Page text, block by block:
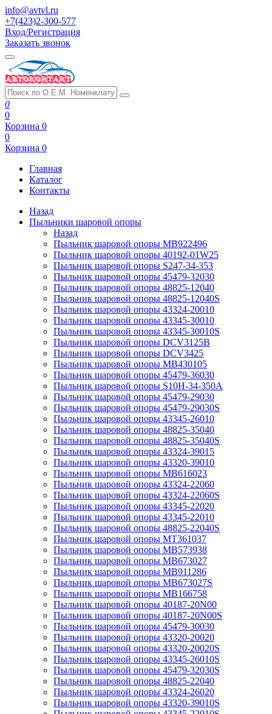
info@avtvl.ru
+7(423)2-300-577
Вход/Регистрация
Заказать звонок
0
0
Корзина 0
0
Корзина 0
Главная
Каталог
Контакты
Назад
Пыльники шаровой опоры
Назад
Пыльник шаровой опоры MB922496
Пыльник шаровой опоры 40192-01W25
Пыльник шаровой опоры S247-34-353
Пыльник шаровой опоры 45479-32030
Пыльник шаровой опоры 48825-12040
Пыльник шаровой опоры 48825-12040S
Пыльник шаровой опоры 43324-20010
Пыльник шаровой опоры 43345-30010
Пыльник шаровой опоры 43345-30010S
Пыльник шаровой опоры DCV3125B
Пыльник шаровой опоры DCV3425
Пыльник шаровой опоры MB430105
Пыльник шаровой опоры 45479-36030
Пыльник шаровой опоры S10H-34-350A
Пыльник шаровой опоры 45479-29030
Пыльник шаровой опоры 45479-29030S
Пыльник шаровой опоры 43345-26010
Пыльник шаровой опоры 48825-35040
Пыльник шаровой опоры 48825-35040S
Пыльник шаровой опоры 43324-39015
Пыльник шаровой опоры 43320-39010
Пыльник шаровой опоры MB616023
Пыльник шаровой опоры 43324-22060
Пыльник шаровой опоры 43324-22060S
Пыльник шаровой опоры 43345-22020
Пыльник шаровой опоры 43345-22010
Пыльник шаровой опоры 48825-22040S
Пыльник шаровой опоры MT361037
Пыльник шаровой опоры MB573938
Пыльник шаровой опоры MB673027
Пыльник шаровой опоры MB911286
Пыльник шаровой опоры MB673027S
Пыльник шаровой опоры MB166758
Пыльник шаровой опоры 40187-20N00
Пыльник шаровой опоры 40187-20N00S
Пыльник шаровой опоры 45479-30030
Пыльник шаровой опоры 43320-20020
Пыльник шаровой опоры 43320-20020S
Пыльник шаровой опоры 43345-26010S
Пыльник шаровой опоры 45479-32030S
Пыльник шаровой опоры 48825-22040
Пыльник шаровой опоры 43324-26020
Пыльник шаровой опоры 43320-39010S